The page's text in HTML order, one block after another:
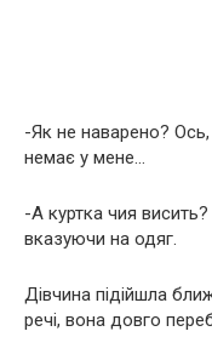
-Як не наварено?
немає у мене…
-А куртка чия
вказуючи на одяг.
Дівчина підійшла
речі, вона довго